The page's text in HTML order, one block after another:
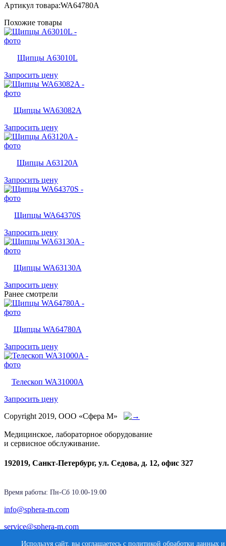
Используя сайт, вы соглашаетесь с политикой обработки данных и
Артикул товара:WA64780A
Похожие товары
Щипцы A63010L
Запросить цену
Щипцы WA63082A
Запросить цену
Щипцы A63120A
Запросить цену
Щипцы WA64370S
Запросить цену
Щипцы WA63130A
Запросить цену
Ранее смотрели
Щипцы WA64780A
Запросить цену
Телескоп WA31000A
Запросить цену
Copyright 2019, ООО «Сфера М»
Медицинское, лабораторное оборудование
и сервисное обслуживание.
192019, Санкт-Петербург, ул. Седова, д. 12, офис 327
Время работы: Пн-Cб 10.00-19.00
info@sphera-m.com
service@sphera-m.com